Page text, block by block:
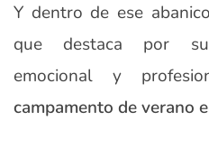
Y dentro de ese
que destaca por
emocional y
campamento de verano